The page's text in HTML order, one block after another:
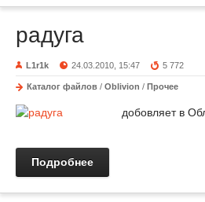
радуга
L1r1k 24.03.2010, 15:47 5 772
Каталог файлов / Oblivion / Прочее
добовляет в
Подробнее